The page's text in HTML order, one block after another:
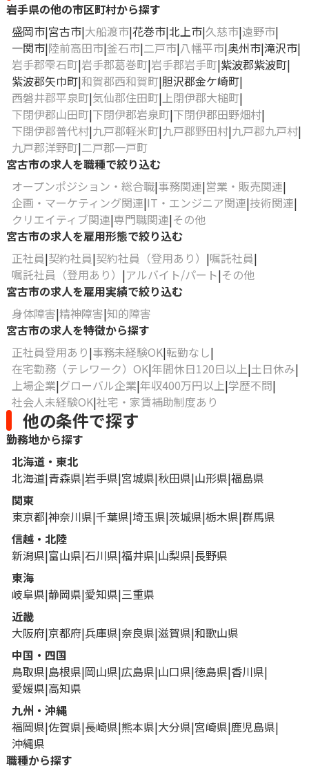
岩手県の他の市区町村から探す
盛岡市 宮古市 大船渡市 花巻市 北上市 久慈市 遠野市
一関市 陸前高田市 釜石市 二戸市 八幡平市 奥州市 滝沢市
岩手郡雫石町 岩手郡葛巻町 岩手郡岩手町 紫波郡紫波町
紫波郡矢巾町 和賀郡西和賀町 胆沢郡金ケ崎町
西磐井郡平泉町 気仙郡住田町 上閉伊郡大槌町
下閉伊郡山田町 下閉伊郡岩泉町 下閉伊郡田野畑村
下閉伊郡普代村 九戸郡軽米町 九戸郡野田村 九戸郡九戸村
九戸郡洋野町 二戸郡一戸町
宮古市の求人を職種で絞り込む
オープンポジション・総合職 事務関連 営業・販売関連
企画・マーケティング関連 IT・エンジニア関連 技術関連
クリエイティブ関連 専門職関連 その他
宮古市の求人を雇用形態で絞り込む
正社員 契約社員 契約社員（登用あり）
嘱託社員
嘱託社員（登用あり）
アルバイト/パート その他
宮古市の求人を雇用実績で絞り込む
身体障害 精神障害 知的障害
宮古市の求人を特徴から探す
正社員登用あり 事務未経験OK 転勤なし
在宅勤務（テレワーク）OK 年間休日120日以上 土日休み
上場企業 グローバル企業 年収400万円以上 学歴不問
社会人未経験OK 社宅・家賃補助制度あり
他の条件で探す
勤務地から探す
北海道・東北
北海道 青森県 岩手県 宮城県 秋田県 山形県 福島県
関東
東京都 神奈川県 千葉県 埼玉県 茨城県 栃木県 群馬県
信越・北陸
新潟県 富山県 石川県 福井県 山梨県 長野県
東海
岐阜県 静岡県 愛知県 三重県
近畿
大阪府 京都府 兵庫県 奈良県 滋賀県 和歌山県
中国・四国
鳥取県 島根県 岡山県 広島県 山口県 徳島県 香川県
愛媛県 高知県
九州・沖縄
福岡県 佐賀県 長崎県 熊本県 大分県 宮崎県 鹿児島県
沖縄県
職種から探す